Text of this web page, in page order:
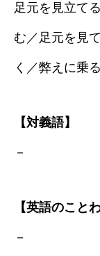
足元を見立て
む／足元を見
く／弊えに乗
【対義語】
－
【英語のこと
－